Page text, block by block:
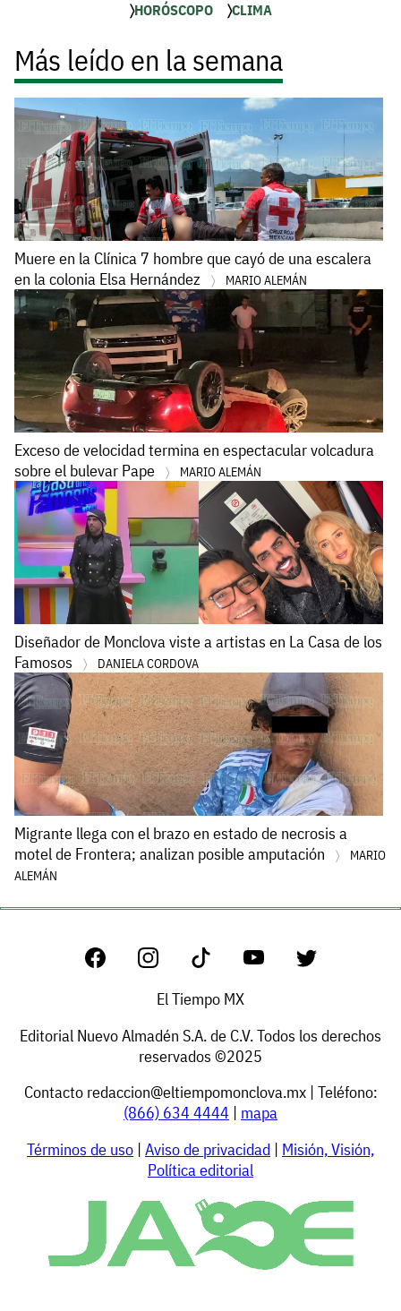
HORÓSCOPO CLIMA
Más leído en la semana
Muere en la Clínica 7 hombre que cayó de una escalera
en la colonia Elsa Hernández
MARIO ALEMÁN
Exceso de velocidad termina en espectacular volcadura
sobre el bulevar Pape
MARIO ALEMÁN
Diseñador de Monclova viste a artistas en La Casa de los
Famosos
DANIELA CORDOVA
Migrante llega con el brazo en estado de necrosis a
motel de Frontera; analizan posible amputación
MARIO
ALEMÁN
El Tiempo MX
Editorial Nuevo Almadén S.A. de C.V. Todos los derechos
reservados ©2025
Contacto redaccion@eltiempomonclova.mx| Teléfono:
(866) 634 4444 | mapa
Términos de uso | Aviso de privacidad | Misión, Visión,
Política editorial